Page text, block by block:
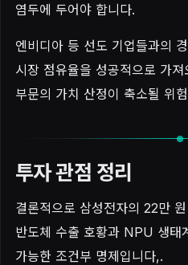
염두에 두어야 합니다.
엔비디아 등 선도 기업들과의
시장 점유율을 성공적으로 가져
부문의 가치 산정이 축소될 위
투자 관점 정리
결론적으로 삼성전자의 22만
반도체 수출 호황과 NPU 생태
가능한 조건부 명제입니다,.